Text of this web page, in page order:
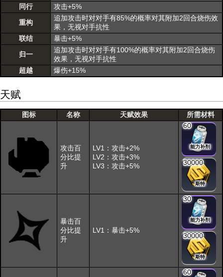
同行
攻击+5%
重构
追加攻击时对对手有85%的概率对其附加2回合烧伤效
果，无视对手抗性
联结
暴击+5%
归一
追加攻击时对对手有100%的概率对其附加2回合烧伤
效果，无视对手抗性
超越
爆伤+15%
天赋
图标 名称 天赋效果 所需材料
攻击百
分比提
升
LV1：攻击+2%
LV2：攻击+3%
LV3：攻击+5%
60
能力补剂
30000
斯特
暴击百
分比提
升
LV1：暴击+5%
30
能力补剂
30000
斯特
60